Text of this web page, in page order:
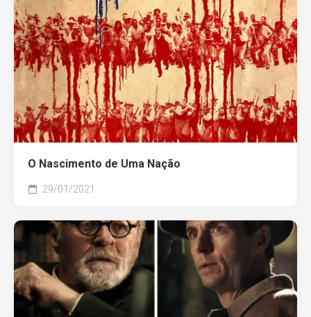
O Nascimento de Uma Nação
29/01/2021